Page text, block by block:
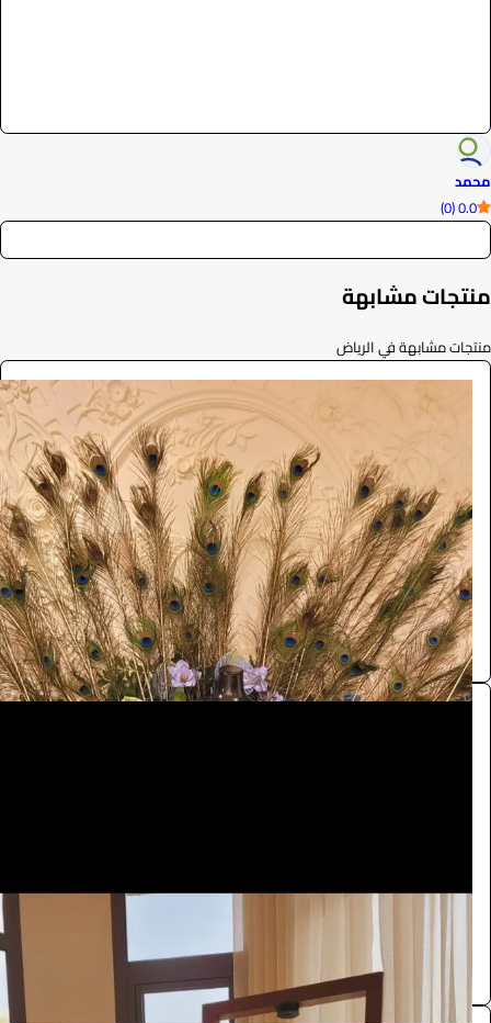
محمد
0.0 (0)
منتجات مشابهة
منتجات مشابهة في الرياض
ركن ترحيبي
الفعاليات والحفلات
2200
/ اليوم
الرياض
تنسيقات مناسبات
0.0 (0)
تنسيقات مناسبات